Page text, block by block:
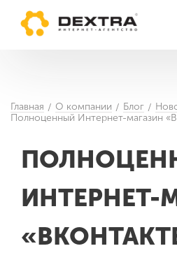
Кабинет
Челябинск
Отзывы
Контакты
Портфолио
Главная О компании Блог
Полноценный Интернет-магазин
ИНТЕРНЕТ-